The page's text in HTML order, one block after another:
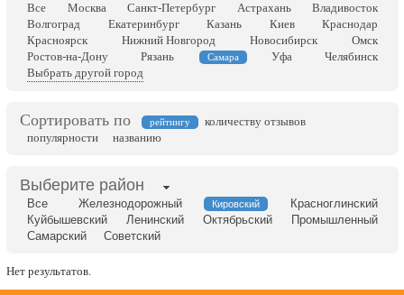
Все Москва Санкт-Петербург Астрахань
Владивосток
Волгоград
Екатеринбург Казань Киев
Краснодар
Красноярск
Нижний Новгород Новосибирск
Омск
Ростов-на-Дону
Рязань Самара Уфа
Челябинск
Выбрать другой город
Сортировать по рейтингу
количеству отзывов
популярности
названию
Выберите район
Все Железнодорожный Кировский
Красноглинский
Куйбышевский
Ленинский Октябрьский
Промышленный
Самарский
Советский
Нет результатов.